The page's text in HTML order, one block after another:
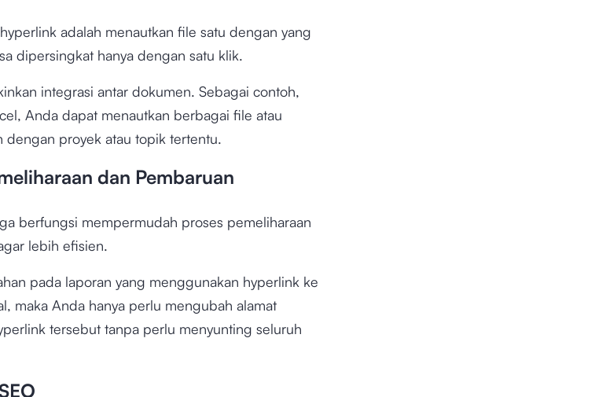
adalah menautkan file satu dengan yang
dipersingkat hanya dengan satu klik.
integrasi antar dokumen. Sebagai contoh,
Anda dapat menautkan berbagai file atau
dengan proyek atau topik tertentu.
dan Pembaruan
berfungsi mempermudah proses pemeliharaan
lebih efisien.
pada laporan yang menggunakan hyperlink ke
maka Anda hanya perlu mengubah alamat
tersebut tanpa perlu menyunting seluruh